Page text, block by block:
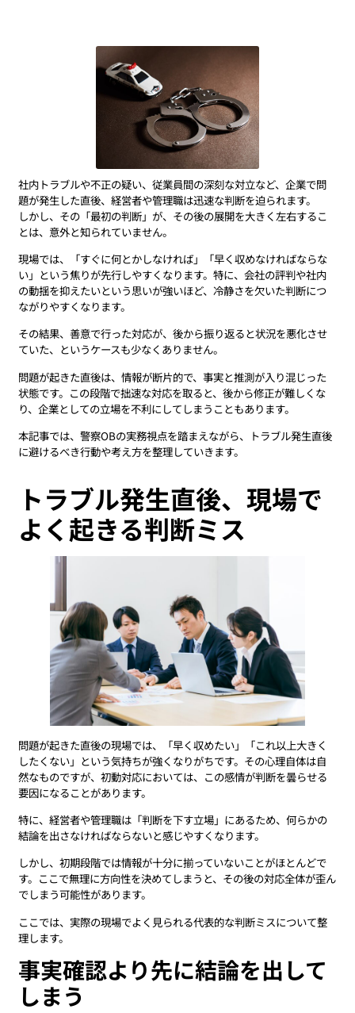
社内トラブルや不正の疑い、従業員間の深刻な対立など、企業で問
題が発生した直後、経営者や管理職は迅速な判断を迫られます。
しかし、その「最初の判断」が、その後の展開を大きく左右するこ
とは、意外と知られていません。
現場では、「すぐに何とかしなければ」「早く収めなければならな
い」という焦りが先行しやすくなります。特に、会社の評判や社内
の動揺を抑えたいという思いが強いほど、冷静さを欠いた判断につ
ながりやすくなります。
その結果、善意で行った対応が、後から振り返ると状況を悪化させ
ていた、というケースも少なくありません。
問題が起きた直後は、情報が断片的で、事実と推測が入り混じった
状態です。この段階で拙速な対応を取ると、後から修正が難しくな
り、企業としての立場を不利にしてしまうこともあります。
本記事では、警察OBの実務視点を踏まえながら、トラブル発生直後
に避けるべき行動や考え方を整理していきます。
トラブル発生直後、現場で
よく起きる判断ミス
問題が起きた直後の現場では、「早く収めたい」「これ以上大きく
したくない」という気持ちが強くなりがちです。その心理自体は自
然なものですが、初動対応においては、この感情が判断を曇らせる
要因になることがあります。
特に、経営者や管理職は「判断を下す立場」にあるため、何らかの
結論を出さなければならないと感じやすくなります。
しかし、初期段階では情報が十分に揃っていないことがほとんどで
す。ここで無理に方向性を決めてしまうと、その後の対応全体が歪ん
でしまう可能性があります。
ここでは、実際の現場でよく見られる代表的な判断ミスについて整
理します。
事実確認より先に結論を出して
しまう